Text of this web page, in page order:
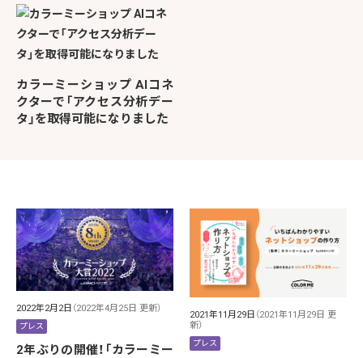
カラーミーショップ AIコネ
クターで「アクセス分析デー
タ」を取得可能になりました
2022年2月2日 （2022年4月25日 更新）
プレス
2年ぶりの開催！「カラーミー
2021年11月29日 （2021年11月29日 更
新）
プレス